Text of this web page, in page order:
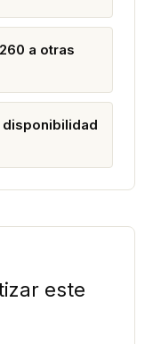
a otras
este